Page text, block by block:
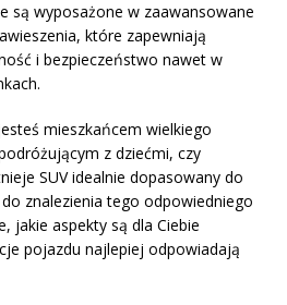
są wyposażone w zaawansowane
które zapewniają
i bezpieczeństwo nawet w
mieszkańcem wielkiego
z dziećmi, czy
SUV idealnie dopasowany do
znalezienia tego odpowiedniego
jakie aspekty są dla Ciebie
pojazdu najlepiej odpowiadają